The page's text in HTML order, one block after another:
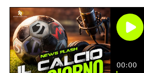
LA PLAYLIST DELLE